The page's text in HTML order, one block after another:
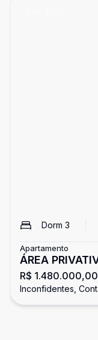
Dorm 3
Apartamento
ÁREA
ANDAR
R$ 1.480.000,00
Inconfidentes,